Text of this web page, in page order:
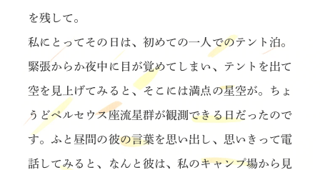
を残して。
私にとってその日は、初めての一人でのテント泊。
緊張からか夜中に目が覚めてしまい、テントを出て
空を見上げてみると、そこには満点の星空が。ちょ
うどペルセウス座流星群が観測できる日だったので
す。ふと昼間の彼の言葉を思い出し、思いきって電
話してみると、なんと彼は、私のキャンプ場から見